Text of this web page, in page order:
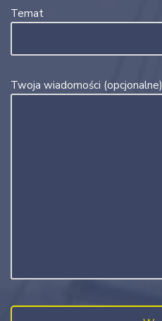
Temat
Twoja wiadomości (opcjonalne)